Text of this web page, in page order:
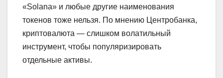
«Solana» и любые другие наименования
токенов тоже нельзя. По мнению Центробанка,
криптовалюта — слишком волатильный
инструмент, чтобы популяризировать
отдельные активы.